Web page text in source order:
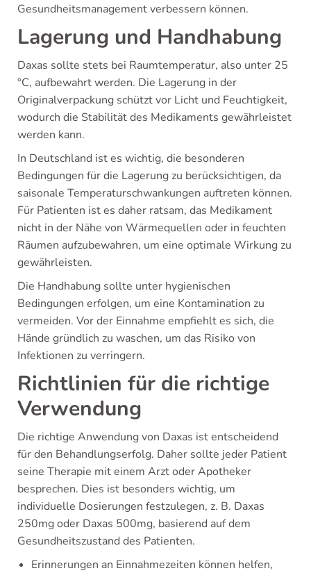
Gesundheitsmanagement verbessern können.
Lagerung und Handhabung
Daxas sollte stets bei Raumtemperatur, also unter 25
°C, aufbewahrt werden. Die Lagerung in der
Originalverpackung schützt vor Licht und Feuchtigkeit,
wodurch die Stabilität des Medikaments gewährleistet
werden kann.
In Deutschland ist es wichtig, die besonderen
Bedingungen für die Lagerung zu berücksichtigen, da
saisonale Temperaturschwankungen auftreten können.
Für Patienten ist es daher ratsam, das Medikament
nicht in der Nähe von Wärmequellen oder in feuchten
Räumen aufzubewahren, um eine optimale Wirkung zu
gewährleisten.
Die Handhabung sollte unter hygienischen
Bedingungen erfolgen, um eine Kontamination zu
vermeiden. Vor der Einnahme empfiehlt es sich, die
Hände gründlich zu waschen, um das Risiko von
Infektionen zu verringern.
Richtlinien für die richtige
Verwendung
Die richtige Anwendung von Daxas ist entscheidend
für den Behandlungserfolg. Daher sollte jeder Patient
seine Therapie mit einem Arzt oder Apotheker
besprechen. Dies ist besonders wichtig, um
individuelle Dosierungen festzulegen, z. B. Daxas
250mg oder Daxas 500mg, basierend auf dem
Gesundheitszustand des Patienten.
Erinnerungen an Einnahmezeiten können helfen,